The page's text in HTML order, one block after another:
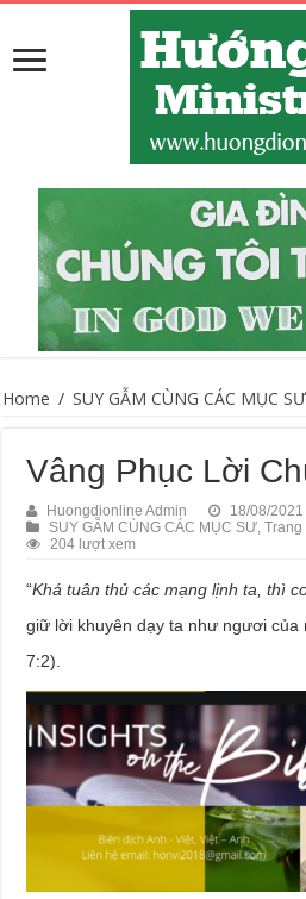
Home / SUY GẪM CÙNG CÁC MỤC SƯ
Vâng Phục Lời
Huongdionline Admin
18/08/2021
SUY GẪM CÙNG CÁC MỤC SƯ,Trang
204 lượt xem
“Khá tuân thủ các mạng lịnh ta, thì
giữ lời khuyên dạy ta như ngươi của
7:2).